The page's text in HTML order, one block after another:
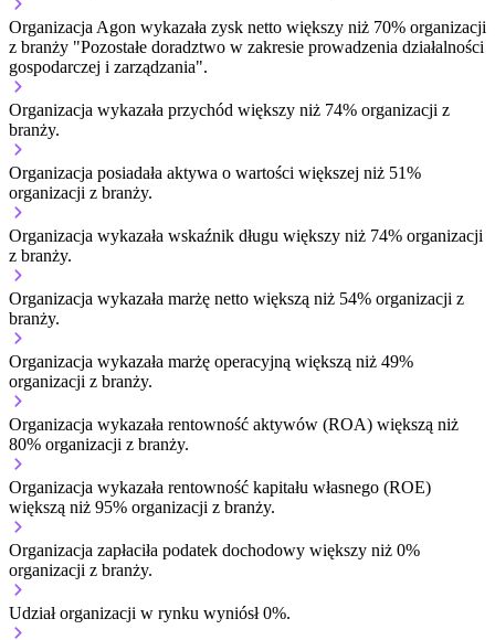
Organizacja Agon wykazała zysk netto większy niż 70% organizacji
z branży "Pozostałe doradztwo w zakresie prowadzenia działalności
gospodarczej i zarządzania".
Organizacja wykazała przychód większy niż 74% organizacji z
branży.
Organizacja posiadała aktywa o wartości większej niż 51%
organizacji z branży.
Organizacja wykazała wskaźnik długu większy niż 74% organizacji
z branży.
Organizacja wykazała marżę netto większą niż 54% organizacji z
branży.
Organizacja wykazała marżę operacyjną większą niż 49%
organizacji z branży.
Organizacja wykazała rentowność aktywów (ROA) większą niż
80% organizacji z branży.
Organizacja wykazała rentowność kapitału własnego (ROE)
większą niż 95% organizacji z branży.
Organizacja zapłaciła podatek dochodowy większy niż 0%
organizacji z branży.
Udział organizacji w rynku wyniósł 0%.